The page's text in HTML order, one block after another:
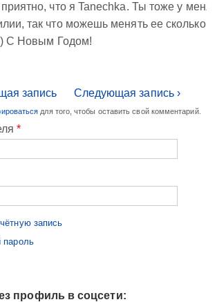
что я Tanechka. Ты тоже у меня
так что можешь менять ее сколько
С Новым Годом!
запись Следующая запись ›
для того, чтобы оставить свой комментарий.
*
запись
пароль
профиль в соцсети: